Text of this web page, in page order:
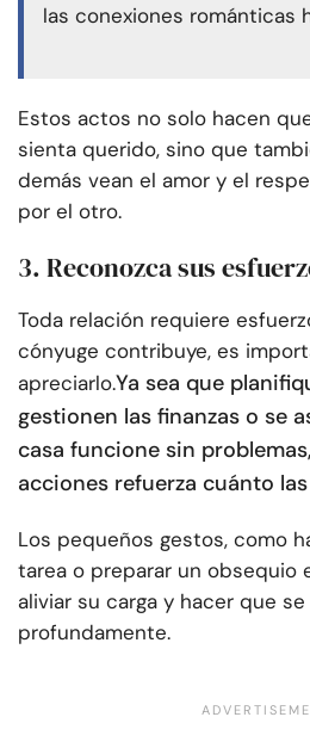
las conexiones románticas
Estos actos no solo hacen
sienta querido, sino que
demás vean el amor y el
por el otro.
3. Reconozca sus
Toda relación requiere
cónyuge contribuye, es
apreciarlo.Ya sea que
gestionen las finanzas o se
casa funcione sin
acciones refuerza cuánto
Los pequeños gestos, como
tarea o preparar un obsequio
aliviar su carga y hacer que
profundamente.